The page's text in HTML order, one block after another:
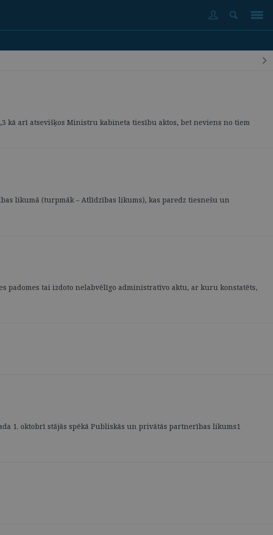
kā arī atsevišķos Ministru kabineta tiesību aktos, bet neviens no tiem
likumā (turpmāk – Atlīdzības likums), kas paredz tiesnešu un
padomes tai izdoto nelabvēlīgo administratīvo aktu, ar kuru konstatēts,
1. oktobrī stājās spēkā Publiskās un privātās partnerības likums1